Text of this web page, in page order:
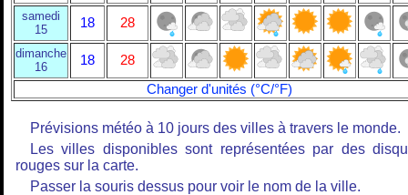
samedi
15
18 28
dimanche
16
18
28
Changer d'unités (°C/°F)
Prévisions météo à 10 jours des villes à travers le monde.
Les villes disponibles sont représentées par des
rouges sur la carte.
Passer la souris dessus pour voir le nom de la ville.